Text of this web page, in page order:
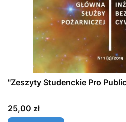
"Zeszyty Studenckie Pro
Cena
25,00 zł